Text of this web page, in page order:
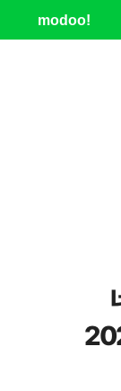
modoo!